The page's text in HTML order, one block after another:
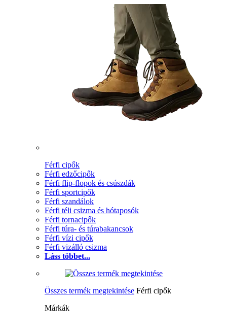
Férfi cipők
Férfi edzőcipők
Férfi flip-flopok és csúszdák
Férfi sportcipők
Férfi szandálok
Férfi téli csizma és hótaposók
Férfi tornacipők
Férfi túra- és túrabakancsok
Férfi vízi cipők
Férfi vizálló csizma
Láss többet...
Összes termék megtekintése Férfi cipők
Márkák